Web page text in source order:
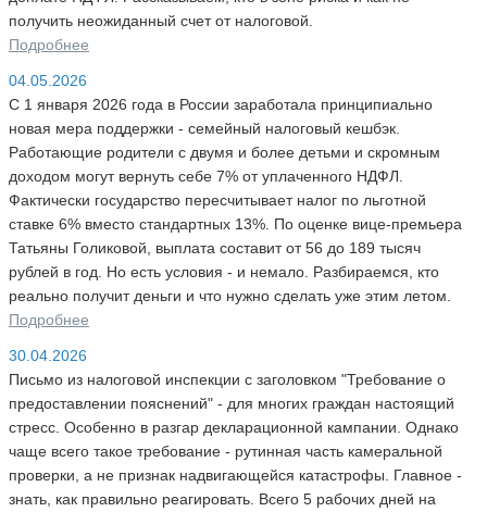
получить неожиданный счет от налоговой.
Подробнее
04.05.2026
С 1 января 2026 года в России заработала принципиально
новая мера поддержки - семейный налоговый кешбэк.
Работающие родители с двумя и более детьми и скромным
доходом могут вернуть себе 7% от уплаченного НДФЛ.
Фактически государство пересчитывает налог по льготной
ставке 6% вместо стандартных 13%. По оценке вице-премьера
Татьяны Голиковой, выплата составит от 56 до 189 тысяч
рублей в год. Но есть условия - и немало. Разбираемся, кто
реально получит деньги и что нужно сделать уже этим летом.
Подробнее
30.04.2026
Письмо из налоговой инспекции с заголовком "Требование о
предоставлении пояснений" - для многих граждан настоящий
стресс. Особенно в разгар декларационной кампании. Однако
чаще всего такое требование - рутинная часть камеральной
проверки, а не признак надвигающейся катастрофы. Главное -
знать, как правильно реагировать. Всего 5 рабочих дней на